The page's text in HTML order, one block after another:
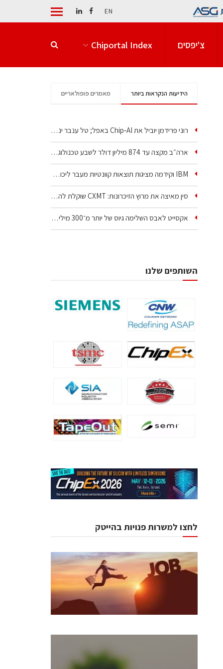
EN
צ'יפסים Chiportal Index
הידיעות הנקראות ביותר מאמרים פופולאריים
רוני פרידמן יוביל את Chip‑AI באפל; טל ענבר ינהל את…
ארה״ב מקצה עד 874 מיליון דולר לשבע טכנולוגיות שבבים…
IBM וקידמה מציגות תוצאות קוונטיות מעבר ליכולת…
סין מאיצה את מרוץ הזיכרונות: CXMT שוקלת להקים מפעל…
אקסייט לאבס השלימה גיוס של יותר מ־300 מיליון דולר…
השותפים שלנו
לחצו למשרות פנויות בהייטק